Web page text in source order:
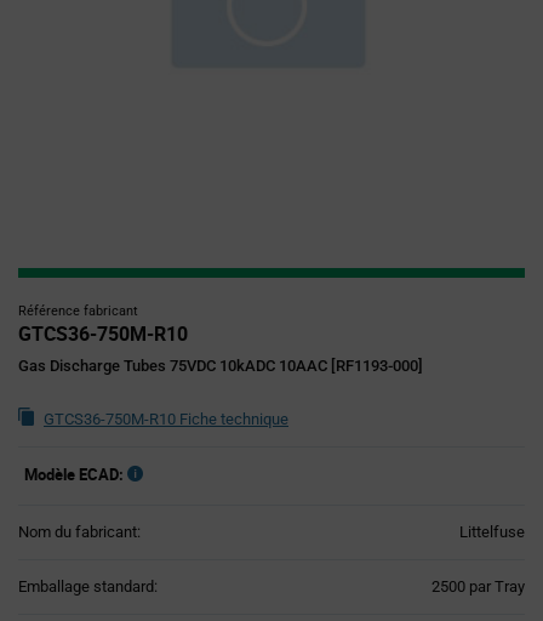
Référence fabricant
GTCS36-750M-R10
Gas Discharge Tubes 75VDC 10kADC 10AAC [RF1193-000]
GTCS36-750M-R10 Fiche technique
Modèle ECAD:
Nom du fabricant: Littelfuse
Emballage standard: 2500 par Tray